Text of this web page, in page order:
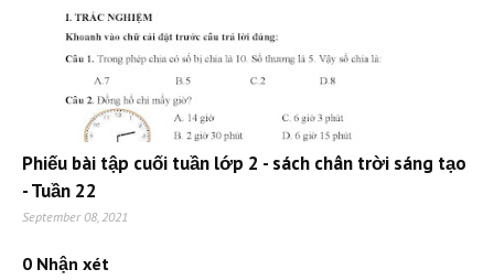
Phiếu bài tập cuối tuần lớp 2 - sách chân trời sáng tạo
- Tuần 22
September 08, 2021
0 Nhận xét